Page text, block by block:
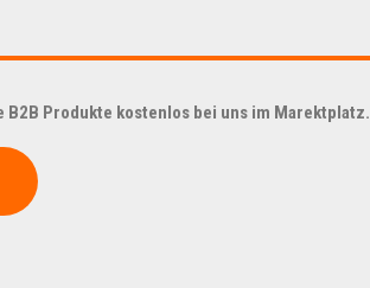
Produkte kostenlos bei uns im Marektplatz.